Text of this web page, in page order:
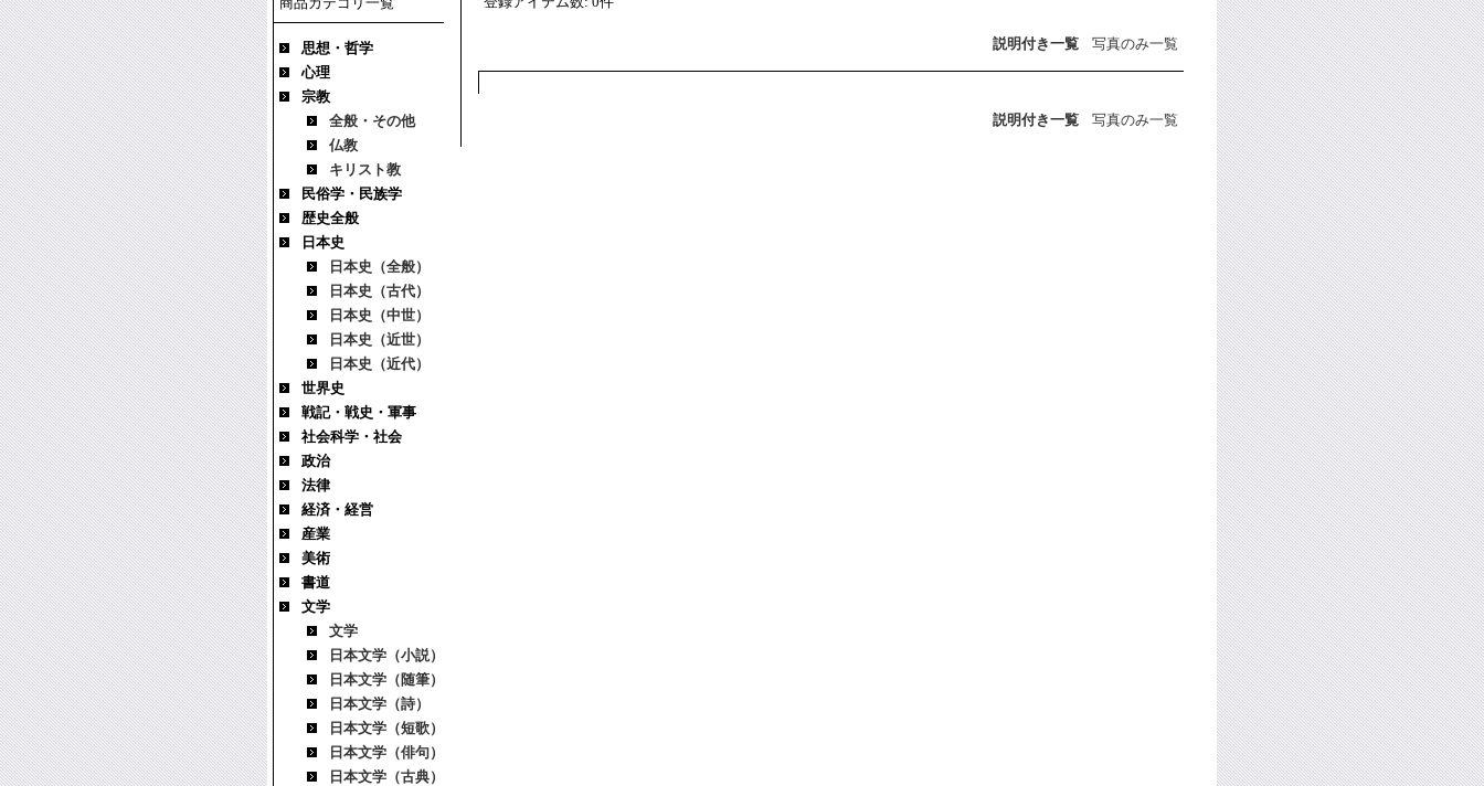
思想・哲学
心理
宗教
全般・その他
仏教
キリスト教
民俗学・民族学
歴史全般
日本史
日本史（全般）
日本史（古代）
日本史（中世）
日本史（近世）
日本史（近代）
世界史
戦記・戦史・軍事
社会科学・社会
政治
法律
経済・経営
産業
美術
書道
文学
文学
日本文学（小説）
日本文学（随筆）
日本文学（詩）
日本文学（短歌）
日本文学（俳句）
日本文学（古典）
説明付き一覧 写真のみ一覧
説明付き一覧 写真のみ一覧